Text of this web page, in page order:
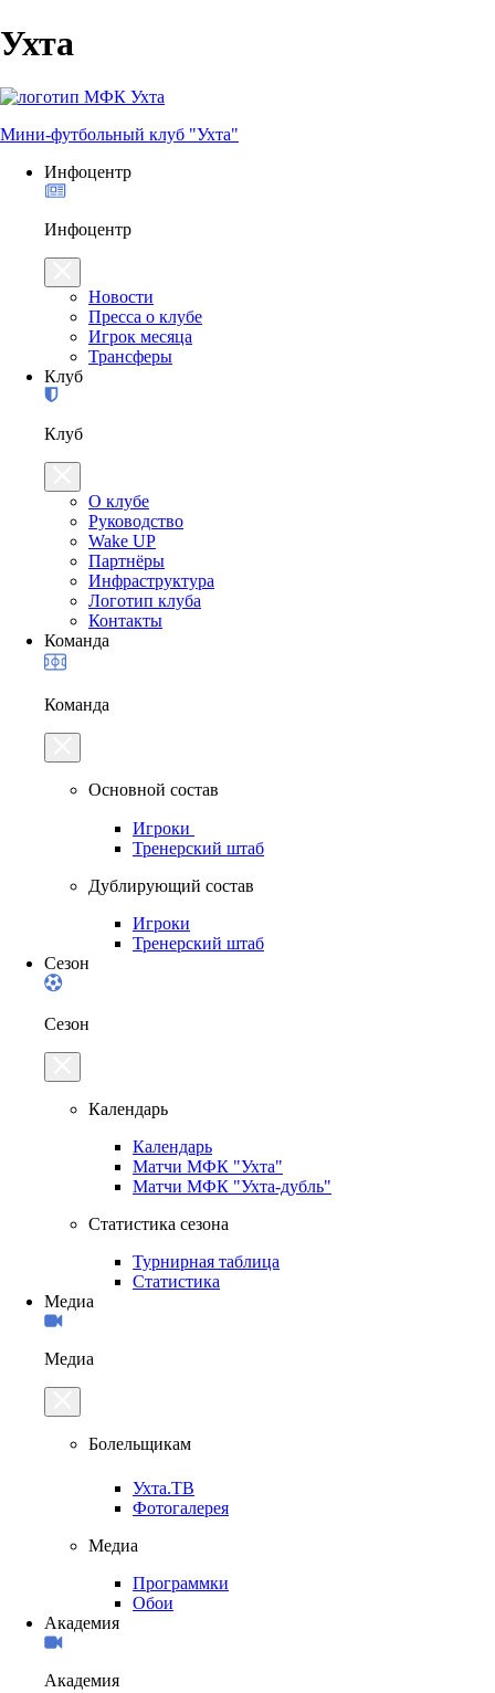
Ухта
Мини-футбольный клуб "Ухта"
Инфоцентр
Инфоцентр
Новости
Пресса о клубе
Игрок месяца
Трансферы
Клуб
Клуб
О клубе
Руководство
Wake UP
Партнёры
Инфраструктура
Логотип клуба
Контакты
Команда
Команда
Основной состав
Игроки
Тренерский штаб
Дублирующий состав
Игроки
Тренерский штаб
Сезон
Сезон
Календарь
Календарь
Матчи МФК "Ухта"
Матчи МФК "Ухта-дубль"
Статистика сезона
Турнирная таблица
Статистика
Медиа
Медиа
Болельщикам
Ухта.ТВ
Фотогалерея
Медиа
Программки
Обои
Академия
Академия